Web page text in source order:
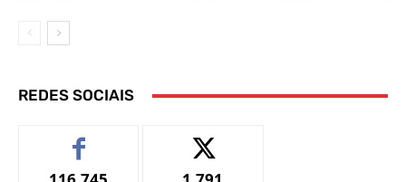
REDES SOCIAIS